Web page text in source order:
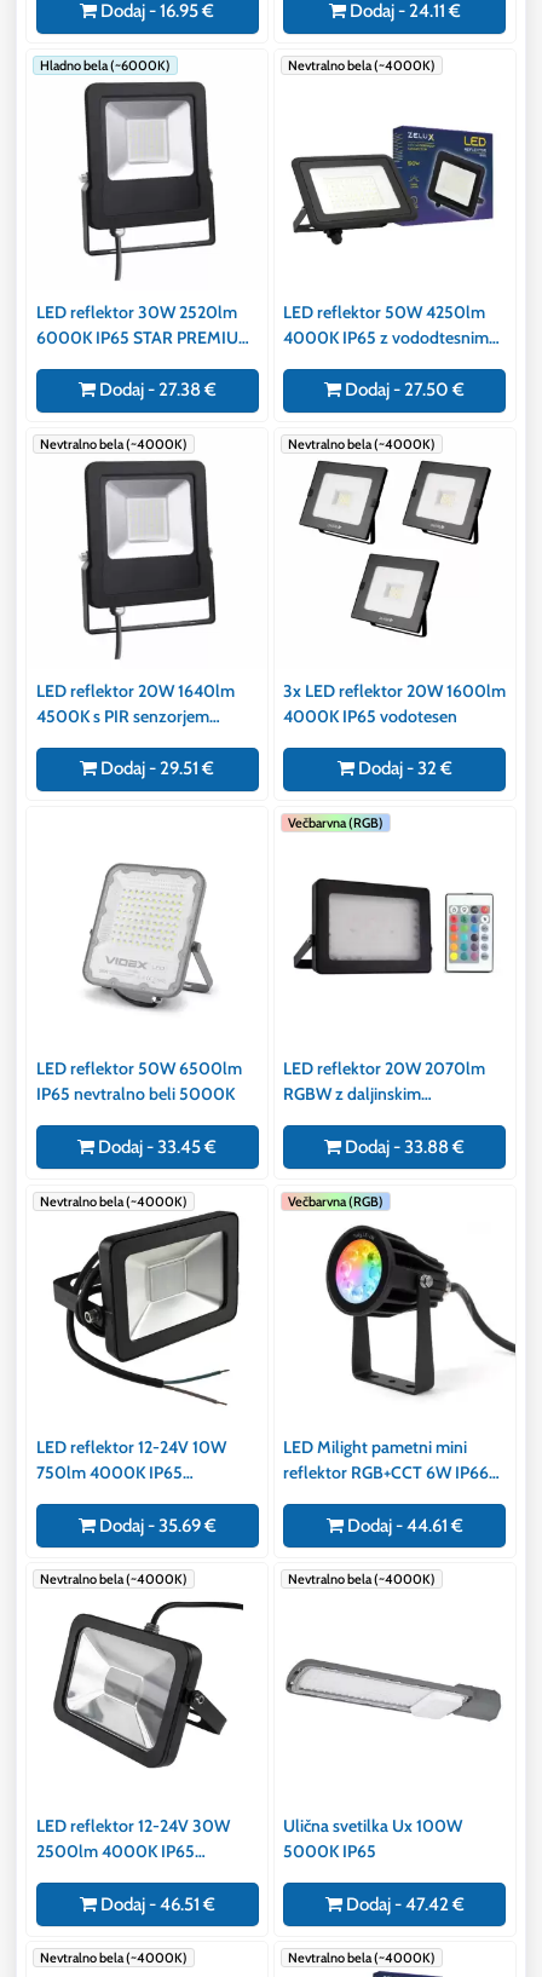
Dodaj - 16.95 € Dodaj - 24.11 €
Hladno bela (~6000K)
LED reflektor 30W 2520lm
6000K IP65 STAR PREMIUM
Dodaj - 27.38 €
Nevtralno bela (~4000K)
LED reflektor 50W 4250lm
4000K IP65 z vododtesnim
Dodaj - 27.50 €
Nevtralno bela (~4000K)
LED reflektor 20W 1640lm
4500K s PIR senzorjem
vodotesenDodaj - 29.51 €
Nevtralno bela (~4000K)
3x LED reflektor 20W 1600lm
4000K IP65 vodotesen
Dodaj - 32 €
LED reflektor 50W 6500lm
IP65 nevtralno beli 5000K
Dodaj - 33.45 €
Večbarvna (RGB)
LED reflektor 20W 2070lm
RGBW z daljinskim
vodotesenDodaj - 33.88 €
Nevtralno bela (~4000K)
LED reflektor 12-24V 10W
750lm 4000K IP65
Dodaj - 35.69 €
Večbarvna (RGB)
LED Milight pametni mini
reflektor RGB+CCT 6W IP66
Dodaj - 44.61 €
Nevtralno bela (~4000K)
LED reflektor 12-24V 30W
2500lm 4000K IP65
Dodaj - 46.51 €
Nevtralno bela (~4000K)
Ulična svetilka Ux 100W
5000K IP65
Dodaj - 47.42 €
Nevtralno bela (~4000K) Nevtralno bela (~4000K)